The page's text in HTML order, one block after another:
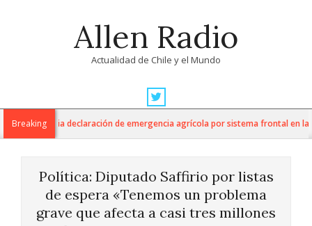
Allen Radio
Actualidad de Chile y el Mundo
Navigation
MenuBreaking
anuncia declaración de emergencia agrícola por sistema frontal en la
Política: Diputado Saffirio por listas
de espera «Tenemos un problema
grave que afecta a casi tres millones